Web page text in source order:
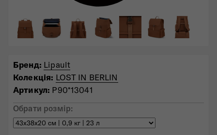
Бренд: Lipault
Колекція: LOST IN BERLIN
Артикул: P90*13041
Обрати розмір: